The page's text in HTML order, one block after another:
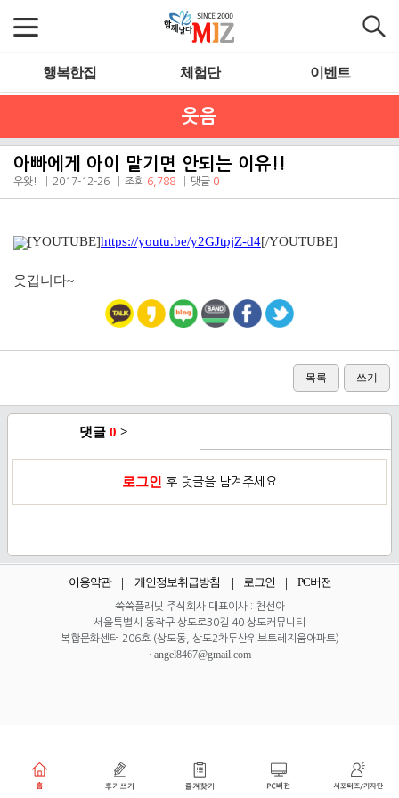
행복한집 체험단 이벤트
웃음
아빠에게 아이 맡기면 안되는 이유!!
우왓! 2017-12-26 조회 6,788 댓글 0
[YOUTUBE]https://youtu.be/y2GJtpjZ-d4[/YOUTUBE]
웃깁니다~
목록 쓰기
댓글 0 >
로그인 후 덧글을 남겨주세요
이용약관 개인정보취급방침 로그인 PC버전
쑥쑥플래닛 주식회사 대표이사 : 천선아
서울특별시 동작구 상도로30길 40 상도커뮤니티
복합문화센터 206호 (상도동, 상도2차두산위브트레지움아파트)
· angel8467@gmail.com